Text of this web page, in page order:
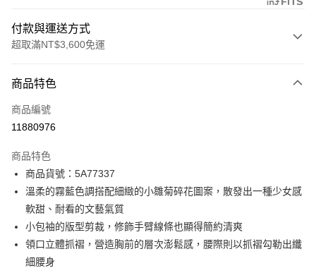
付款與運送方式
超取滿NT$3,600免運
信用卡一次付款
信用卡分期付款
合作金庫商業銀行
華南商業銀行
上海商業儲蓄銀行
台北富邦商業銀行
國泰世華商業銀行
臺灣中小企業銀行
台中商業銀行
匯豐（台灣）商業銀行
華泰商業銀行
聯邦商業銀行
遠東國際商業銀行
元大商業銀行
LINE Pay
Apple Pay
街口支付
AFTEE先享後付
相關說明
商品特色
商品編號
11880976
商品特色
商品貨號：5A77337
溫柔的霧藍色調搭配細緻的小雛菊碎花圖案，散發出一種少女感
軟甜、耐看的文藝氣質
小包袖的版型剪裁，修飾手臂線條也顯得簡約清爽
領口立體抓褶，營造胸前的層次澎鬆感，腰際則以抓褶勾勒出纖
細腰身